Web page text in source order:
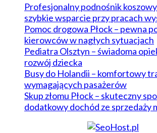
Profesjonalny podnośnik koszowy
szybkie wsparcie przy pracach
Pomoc drogowa Płock – pewna
kierowców w nagłych sytuacjach
Pediatra Olsztyn – świadoma
rozwój dziecka
Busy do Holandii – komfortowy
wymagających pasażerów
Skup złomu Płock – skuteczny
dodatkowy dochód ze sprzedaży